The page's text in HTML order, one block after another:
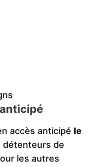
accès anticipé le
détenteurs de
les autres